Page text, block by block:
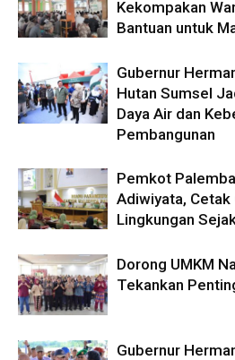
Kekompakan
Bantuan untuk
Gubernur
Hutan Sumsel
Daya Air dan
Pembangunan
Pemkot
Adiwiyata,
Lingkungan
Dorong UMKM
Tekankan
Gubernur